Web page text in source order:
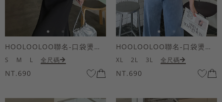
HOOLOOLOO聯名-口袋燙金KUKU熊短袖上衣
S M L 全尺碼
NT.690
HOOLOOLOO聯名-口袋燙金KUKU熊短袖上衣
XL 2L 3L 全尺碼
NT.690